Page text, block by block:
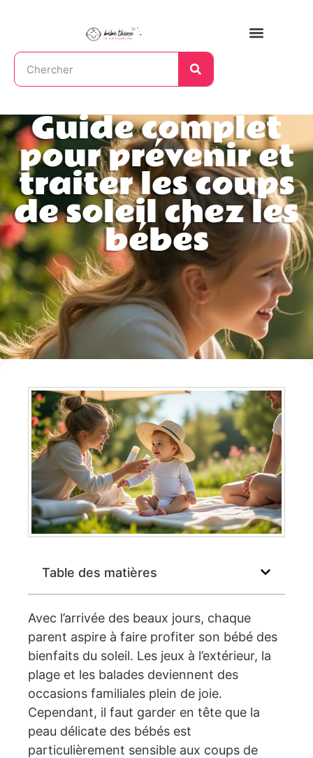
Guide complet
pour prévenir et
traiter les coups
de soleil chez les
bébés
Table des matières
Avec l’arrivée des beaux jours, chaque
parent aspire à faire profiter son bébé des
bienfaits du soleil. Les jeux à l’extérieur, la
plage et les balades deviennent des
occasions familiales plein de joie.
Cependant, il faut garder en tête que la
peau délicate des bébés est
particulièrement sensible aux coups de